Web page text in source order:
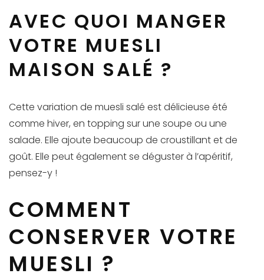
AVEC QUOI MANGER
VOTRE MUESLI
MAISON SALÉ ?
Cette variation de muesli salé est délicieuse été
comme hiver, en topping sur une soupe ou une
salade. Elle ajoute beaucoup de croustillant et de
goût. Elle peut également se déguster à l’apéritif,
pensez-y !
COMMENT
CONSERVER VOTRE
MUESLI ?